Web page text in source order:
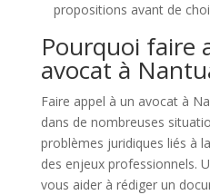
propositions avant de
Pourquoi faire
avocat à
Faire appel à un avocat à
dans de nombreuses
problèmes juridiques liés à
des enjeux professionnels.
vous aider à rédiger un